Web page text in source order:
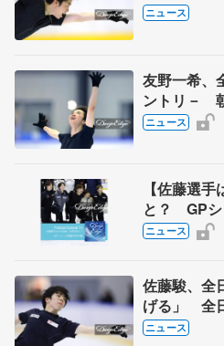
ニュース
友野一希、
ントリ－
ニュース
【佐藤選
と？ GP
ポッドキャ
ニュース
佐藤駿、全
げる」 全
「表現の
ニュース